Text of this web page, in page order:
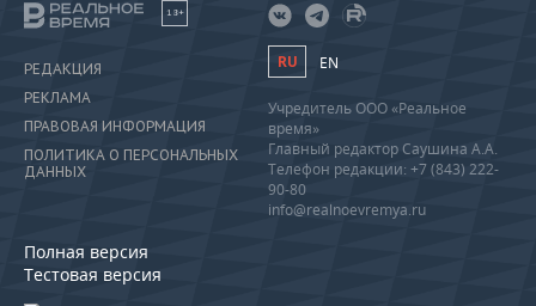
18+
РЕДАКЦИЯ
РЕКЛАМА
ПРАВОВАЯ ИНФОРМАЦИЯ
ПОЛИТИКА О ПЕРСОНАЛЬНЫХ
ДАННЫХ
Полная версия
Тестовая версия
RU EN
Учредитель ООО «Реальное
время»
Главный редактор Саушина А.А.
Телефон редакции: +7 (843) 222-
90-80
info@realnoevremya.ru